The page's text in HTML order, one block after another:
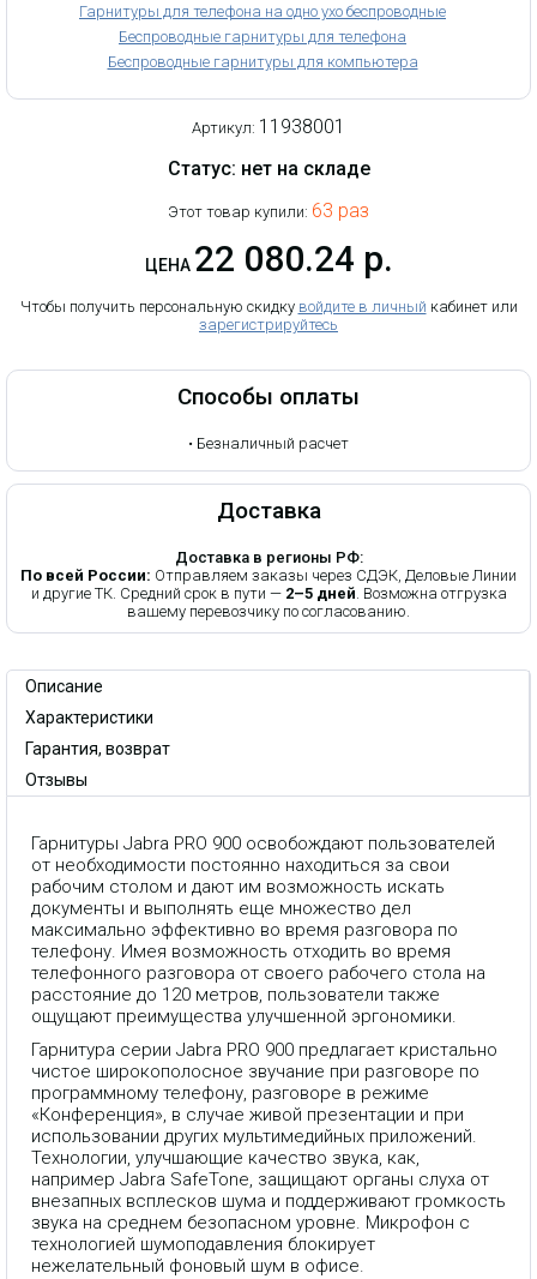
Гарнитуры для телефона на одно ухо беспроводные
Беспроводные гарнитуры для телефона
Беспроводные гарнитуры для компьютера
Артикул: 11938001
Статус: нет на складе
Этот товар купили: 63 раз
ЦЕНА 22 080.24 р.
Чтобы получить персональную скидку войдите в личный кабинет или
зарегистрируйтесь
Способы оплаты
• Безналичный расчет
Доставка
Доставка в регионы РФ:
По всей России: Отправляем заказы через СДЭК, Деловые Линии
и другие ТК. Средний срок в пути — 2–5 дней. Возможна отгрузка
вашему перевозчику по согласованию.
Описание
Характеристики
Гарантия, возврат
Отзывы
Гарнитуры Jabra PRO 900 освобождают пользователей
от необходимости постоянно находиться за свои
рабочим столом и дают им возможность искать
документы и выполнять еще множество дел
максимально эффективно во время разговора по
телефону. Имея возможность отходить во время
телефонного разговора от своего рабочего стола на
расстояние до 120 метров, пользователи также
ощущают преимущества улучшенной эргономики.
Гарнитура серии Jabra PRO 900 предлагает кристально
чистое широкополосное звучание при разговоре по
программному телефону, разговоре в режиме
«Конференция», в случае живой презентации и при
использовании других мультимедийных приложений.
Технологии, улучшающие качество звука, как,
например Jabra SafeTone, защищают органы слуха от
внезапных всплесков шума и поддерживают громкость
звука на среднем безопасном уровне. Микрофон с
технологией шумоподавления блокирует
нежелательный фоновый шум в офисе.